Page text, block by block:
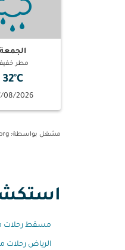
الجمعة
مطر
32°C
08/2026
مشغل بواسطة: OpenWeatherMap.org
مسقط رحلات
الرياض رحلات